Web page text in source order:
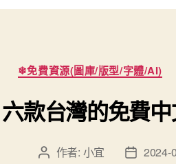
分
類
❄免費資源(圖庫/版型/字體/AI)
六款台灣的免費
文 作者: 小宜
文 2024-